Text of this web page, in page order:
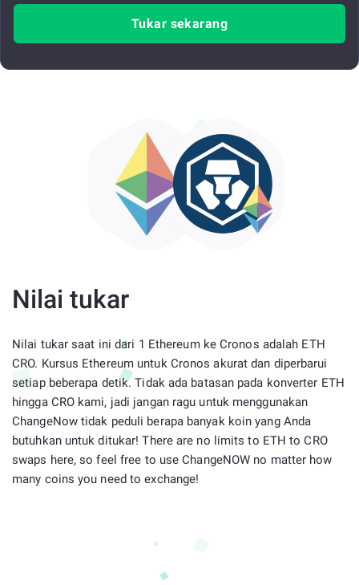
Tukar sekarang
Nilai tukar
Nilai tukar saat ini dari 1 Ethereum ke Cronos adalah ETH
CRO. Kursus Ethereum untuk Cronos akurat dan diperbarui
setiap beberapa detik. Tidak ada batasan pada konverter ETH
hingga CRO kami, jadi jangan ragu untuk menggunakan
ChangeNow tidak peduli berapa banyak koin yang Anda
butuhkan untuk ditukar! There are no limits to ETH to CRO
swaps here, so feel free to use ChangeNOW no matter how
many coins you need to exchange!